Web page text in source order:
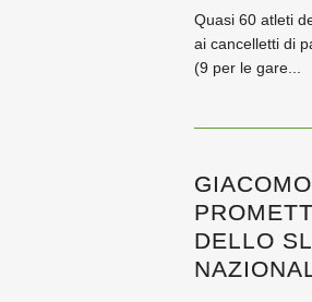
Quasi 60 atleti
ai cancelletti di
(9 per le gare...
DELLO